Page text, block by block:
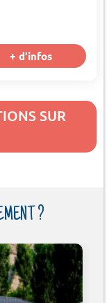
+ d'infos
SUR
?